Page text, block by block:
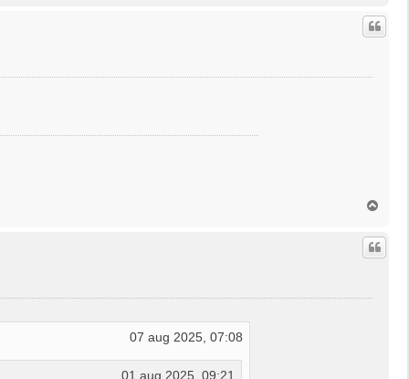
h
o
h
o
07 aug 2025, 07:08
01 aug 2025, 09:21